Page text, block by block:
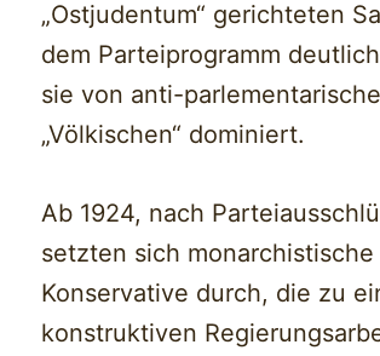
„Ostjudentum“ gerichteten
dem Parteiprogramm
sie von anti-
„Völkischen“ dominiert.
Ab 1924, nach
setzten sich monarchistische
Konservative durch, die zu
konstruktiven